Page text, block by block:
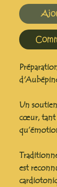
Un
cœur, tant
est